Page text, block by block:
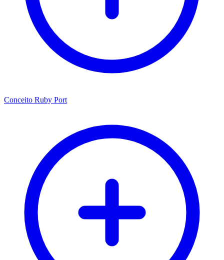
Conceito Ruby Port